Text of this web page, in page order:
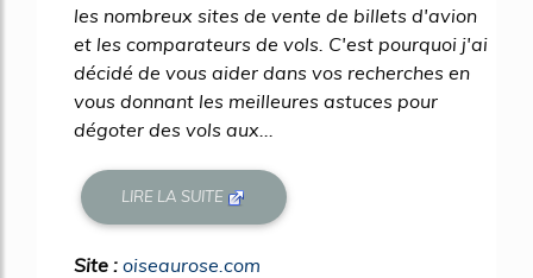
les nombreux sites de vente de billets d'avion
et les comparateurs de vols. C'est pourquoi j'ai
décidé de vous aider dans vos recherches en
vous donnant les meilleures astuces pour
dégoter des vols aux...
LIRE LA SUITE
Site : oiseaurose.com